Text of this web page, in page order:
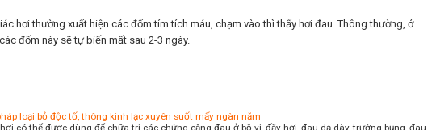
hơi thường xuất hiện các đốm tím tích máu, chạm vào thì thấy hơi đau. Thông thường, ở
đốm này sẽ tự biến mất sau 2-3 ngày.
loại bỏ độc tố, thông kinh lạc xuyên suốt mấy ngàn năm
có thể được dùng để chữa trị các chứng căng đau ở bộ vị, đầy hơi, đau dạ dày, trướng bụng, đau